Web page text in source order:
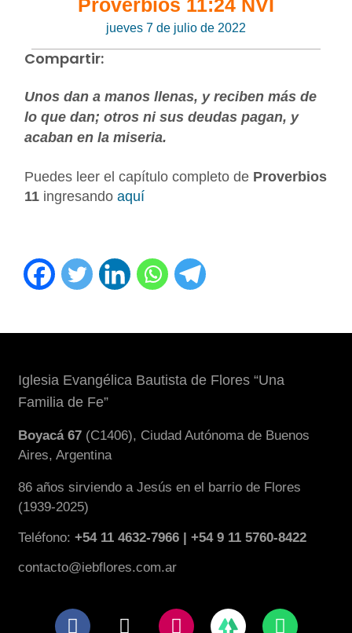
Proverbios 11:24 NVI
jueves 7 de julio de 2022
Compartir:
Unos dan a manos llenas, y reciben más de
lo que dan; otros ni sus deudas pagan, y
acaban en la miseria.
Puedes leer el capítulo completo de Proverbios
11 ingresandoaquí
Iglesia Evangélica Bautista de Flores “Una
Familia de Fe”
Boyacá 67 (C1406), Ciudad Autónoma de Buenos
Aires, Argentina
86 años sirviendo a Jesús en el barrio de Flores
(1939-2025)
Teléfono:+54 11 4632-7966 | +54 9 11 5760-8422
contacto@iebflores.com.ar
F
X
I
W